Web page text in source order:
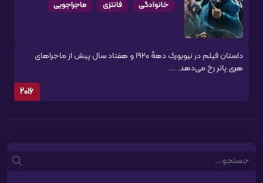
خانوادگی فانتزی ماجراجویی
داستان فیلم در نیویورک دههٔ ۱۹۲۰ و هفتاد سال پیش از ماجراهای
هری پاتر رخ می‌دهد. ...
2016
Search